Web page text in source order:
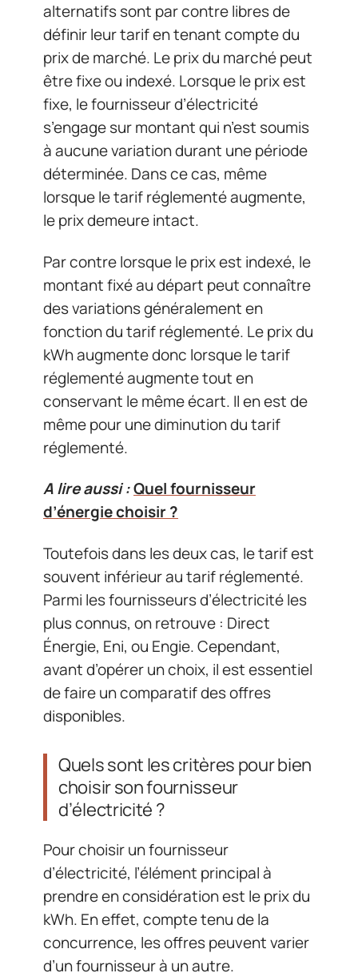
alternatifs sont par contre libres de
définir leur tarif en tenant compte du
prix de marché. Le prix du marché peut
être fixe ou indexé. Lorsque le prix est
fixe, le fournisseur d’électricité
s’engage sur montant qui n’est soumis
à aucune variation durant une période
déterminée. Dans ce cas, même
lorsque le tarif réglementé augmente,
le prix demeure intact.
Par contre lorsque le prix est indexé, le
montant fixé au départ peut connaître
des variations généralement en
fonction du tarif réglementé. Le prix du
kWh augmente donc lorsque le tarif
réglementé augmente tout en
conservant le même écart. Il en est de
même pour une diminution du tarif
réglementé.
A lire aussi :Quel fournisseur
d’énergie choisir ?
Toutefois dans les deux cas, le tarif est
souvent inférieur au tarif réglementé.
Parmi les fournisseurs d’électricité les
plus connus, on retrouve : Direct
Énergie, Eni, ou Engie. Cependant,
avant d’opérer un choix, il est essentiel
de faire un comparatif des offres
disponibles.
Quels sont les critères pour bien
choisir son fournisseur
d’électricité ?
Pour choisir un fournisseur
d’électricité, l’élément principal à
prendre en considération est le prix du
kWh. En effet, compte tenu de la
concurrence, les offres peuvent varier
d’un fournisseur à un autre.